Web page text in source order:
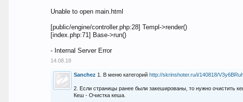
Unable to open main.html
[public/engine/controller.php:28] Templ->render()
[index.php:71] Base->run()
- Internal Server Error
14.08.18
Sanchez 1. В меню категорийhttp://skrinshoter.ru/i/140818/
2. Если страницы ранее были закешированы, то нужно очистить
Кеш - Очистка кеша.